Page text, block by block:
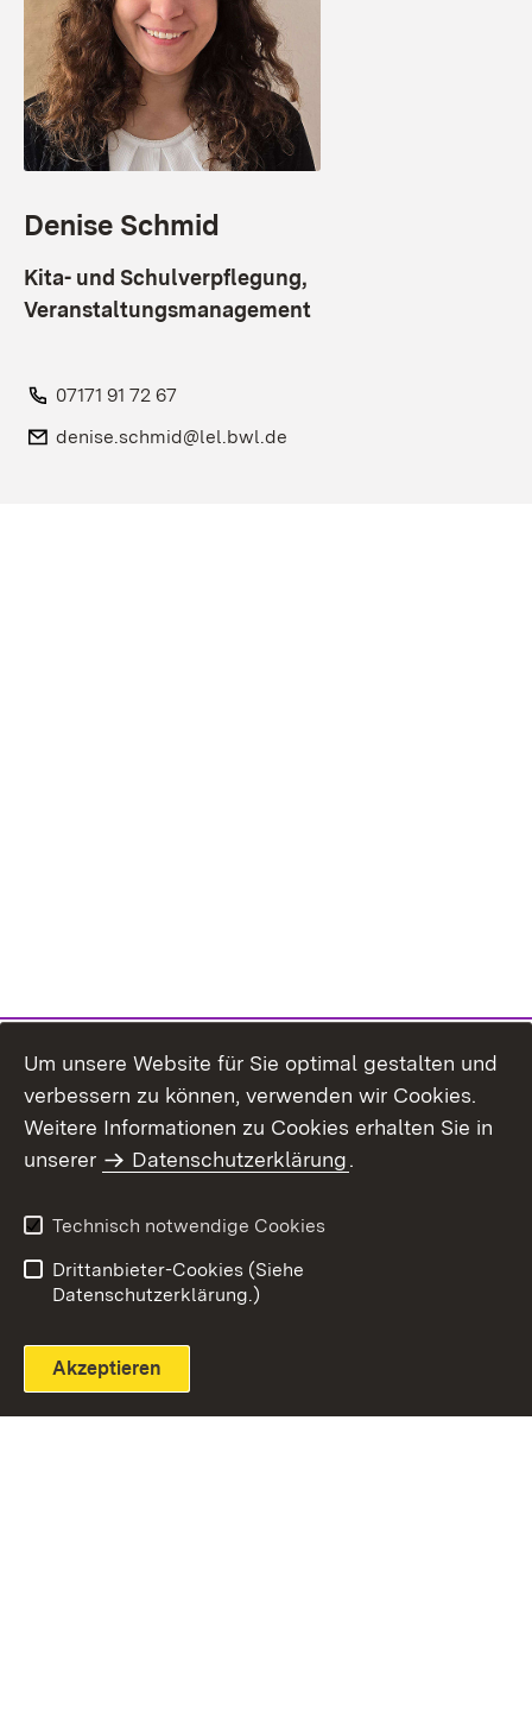
Denise Schmid
Kita- und Schulverpflegung,
Veranstaltungsmanagement
Telefon:
07171 91 72 67
E-Mail:
denise.schmid@lel.bwl.de
Themenübersicht
Um unsere Website für Sie optimal gestalten und
verbessern zu können, verwenden wir Cookies.
Weitere Informationen zu Cookies erhalten Sie in
unserer
Datenschutzerklärung.
Technisch notwendige Cookies
Drittanbieter-Cookies (Siehe
Datenschutzerklärung.)
Akzeptieren